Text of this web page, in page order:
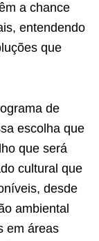
a chance
entendendo
que
de
escolha que
que será
cultural que
desde
ambiental
em áreas